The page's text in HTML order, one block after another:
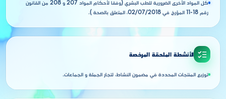
كل المواد الأخرى الضرورية للطب البشري (وفقا لأحكام المواد 207 و 208 من القانون
رقم 18-11 المؤرخ في 02/07/2018، المتعلق بالصحة ).
الأنشطة الملحقة المرخصة
توزيع المنتجات المحددة في مضمون النشاط، لتجار الجملة و الجماعات.